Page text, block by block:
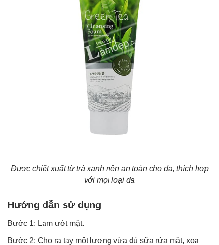
Được chiết xuất từ trà xanh nên an toàn cho da, thích hợp
với mọi loại da
Hướng dẫn sử dụng
Bước 1: Làm ướt mặt.
Bước 2: Cho ra tay một lượng vừa đủ sữa rửa mặt, xoa